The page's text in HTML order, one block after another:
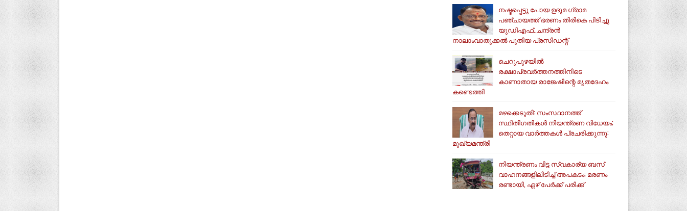
നഷ്ടപ്പെട്ടു പോയ ഉദുമ ഗ്രാമ
പഞ്ചായത്ത് ഭരണം തിരികെ പിടിച്ചു
യുഡിഎഫ്..ചന്ദ്രൻ
നാലാംവാതുക്കൽ പുതിയ പ്രസിഡന്റ്
ചെറുപുഴയിൽ
രക്ഷാപ്രവർത്തനത്തിനിടെ
കാണാതായ രാജേഷിന്റെ മൃതദേഹം
കണ്ടെത്തി
മഴക്കെടുതി: സംസ്ഥാനത്ത്
സ്ഥിതിഗതികള്‍ നിയന്ത്രണ വിധേയം;
തെറ്റായ വാര്‍ത്തകള്‍ പ്രചരിക്കുന്നു:
മുഖ്യമന്ത്രി
നിയന്ത്രണം വിട്ട സ്വകാര്യ ബസ്
വാഹനങ്ങളിലിടിച്ച് അപകടം; മരണം
രണ്ടായി, ഏഴ് പേർക്ക് പരിക്ക്